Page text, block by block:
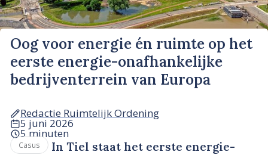
Oog voor energie én ruimte op het
eerste energie-onafhankelijke
bedrijventerrein van Europa
Redactie Ruimtelijk Ordening
5 juni 2026
5 minuten
Casus
In Tiel staat het eerste energie-